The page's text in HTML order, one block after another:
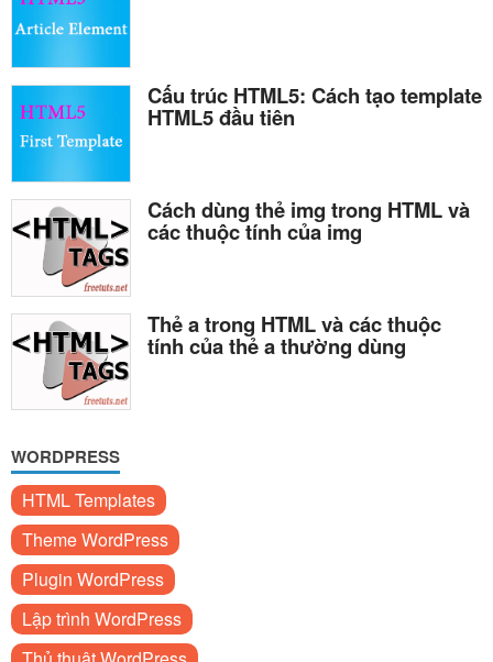
Cấu trúc HTML5: Cách tạo template
HTML5 đầu tiên
Cách dùng thẻ img trong HTML và
các thuộc tính của img
Thẻ a trong HTML và các thuộc
tính của thẻ a thường dùng
WORDPRESS
HTML Templates
Theme WordPress
Plugin WordPress
Lập trình WordPress